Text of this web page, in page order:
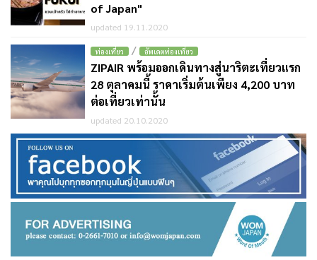
of Japan"
updated 19.11.2020
ท่องเที่ยว / อัพเดตท่องเที่ยว
ZIPAIR พร้อมออกเดินทางสู่นาริตะเที่ยวแรก
28 ตุลาคมนี้ ราคาเริ่มต้นเพียง 4,200 บาท
ต่อเที่ยวเท่านั้น
updated 20.10.2020